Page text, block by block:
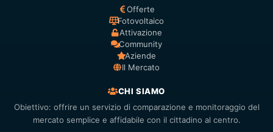
Offerte
Fotovoltaico
Attivazione
Community
Aziende
Il Mercato
CHI SIAMO
Obiettivo: offrire un servizio di comparazione e monitoraggio del
mercato semplice e affidabile con il cittadino al centro.